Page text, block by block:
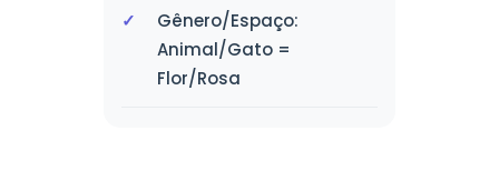
Gênero/Espaço:
Animal/Gato =
Flor/Rosa